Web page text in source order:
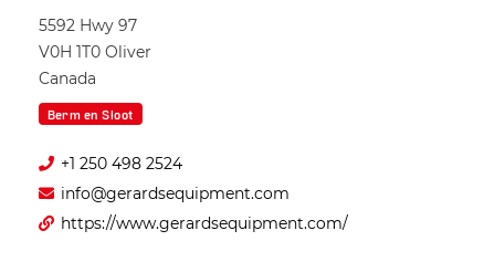
5592 Hwy 97
V0H 1T0 Oliver
Canada
Berm en Sloot
+1 250 498 2524
info@gerardsequipment.com
https://www.gerardsequipment.com/